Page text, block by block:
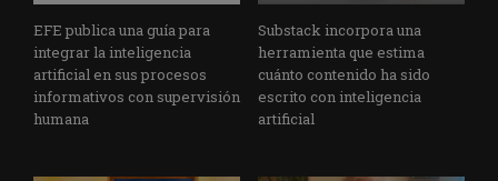
EFE publica una guía para
integrar la inteligencia
artificial en sus procesos
informativos con supervisión
humana
Substack incorpora una
herramienta que estima
cuánto contenido ha sido
escrito con inteligencia
artificial